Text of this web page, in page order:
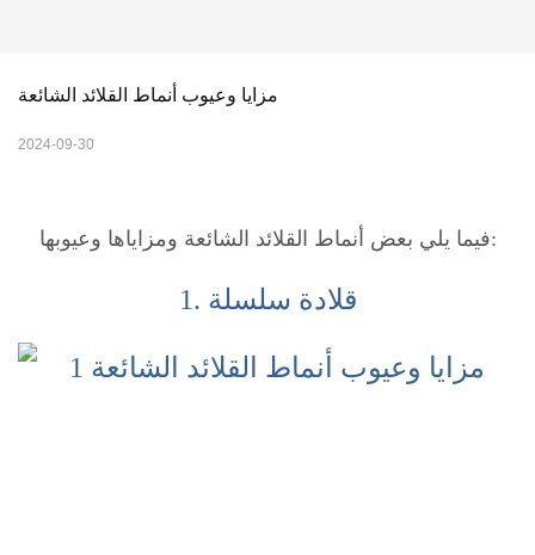
مزايا وعيوب أنماط القلائد الشائعة
2024-09-30
فيما يلي بعض أنماط القلائد الشائعة ومزاياها وعيوبها:
1. قلادة سلسلة